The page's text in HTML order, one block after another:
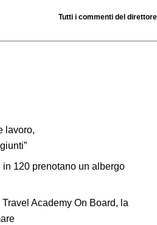
Tutti i commenti del direttore
lavoro,
in 120 prenotano un albergo
Academy On Board, la